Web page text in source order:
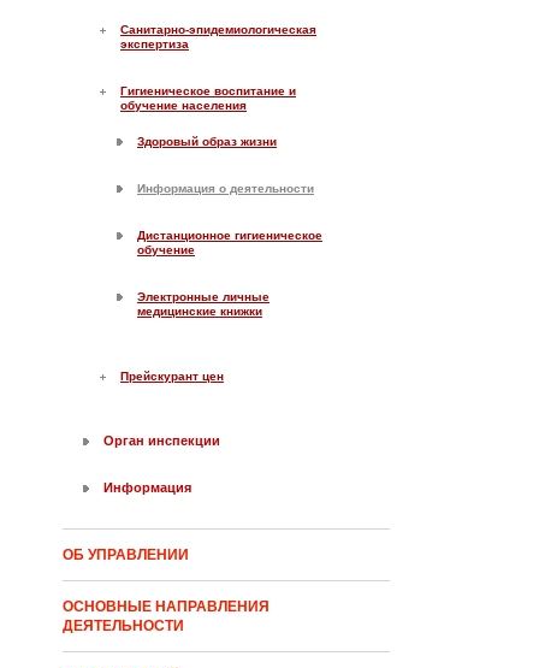
Санитарно-эпидемиологическая
экспертиза
Гигиеническое воспитание и
обучение населения
Здоровый образ жизни
Информация о деятельности
Дистанционное гигиеническое
обучение
Электронные личные
медицинские книжки
Прейскурант цен
Орган инспекции
Информация
ОБ УПРАВЛЕНИИ
ОСНОВНЫЕ НАПРАВЛЕНИЯ
ДЕЯТЕЛЬНОСТИ